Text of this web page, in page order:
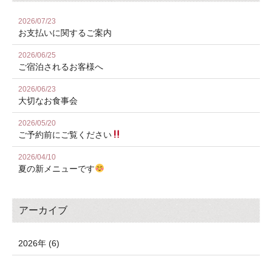
2026/07/23
お⽀払いに関するご案内
2026/06/25
ご宿泊されるお客様へ
2026/06/23
大切なお食事会
2026/05/20
ご予約前にご覧ください
2026/04/10
夏の新メニューです
アーカイブ
2026年 (6)